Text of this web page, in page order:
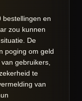
bestellingen en
zou kunnen
De
poging om geld
gebruikers,
te
van